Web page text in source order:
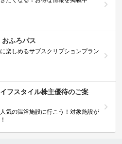
ふろパス
楽しめるサブスクリプションプラン
イフスタイル株主優待のご案
気の温浴施設に行こう！対象施設が